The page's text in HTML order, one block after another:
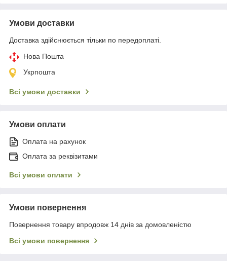
Умови доставки
Доставка здійснюється тільки по передоплаті.
Нова Пошта
Укрпошта
Всі умови доставки
Умови оплати
Оплата на рахунок
Оплата за реквізитами
Всі умови оплати
Умови повернення
Повернення товару впродовж 14 днів за домовленістю
Всі умови повернення